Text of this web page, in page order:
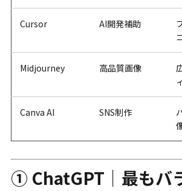
Cursor AI開発補助
Midjourney 高品質画像
Canva AI SNS制作
① ChatGPT｜最もバ